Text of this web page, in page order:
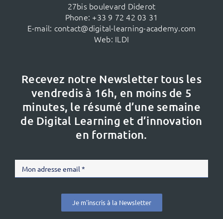
27bis boulevard Diderot
Phone: +33 9 72 42 03 31
E-mail: contact@digital-learning-academy.com
Web: ILDI
Recevez notre Newsletter tous les
vendredis à 16h, en moins de 5
minutes, le résumé d’une semaine
de Digital Learning et d’innovation
en formation.
Je m'inscris à la Newsletter